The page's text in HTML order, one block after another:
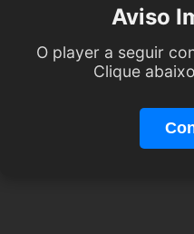
Aviso
O player a seguir
Clique